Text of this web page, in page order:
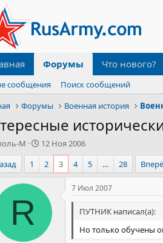
Форумы Что нового?
сообщения
Поиск сообщений
Форумы Военная история
М
Д
а
а
л
12 Ноя 2006
1 2 3 4 5 … 28
R
7 Июл 2007
ПУТНИК написал(а):
Но только обучены